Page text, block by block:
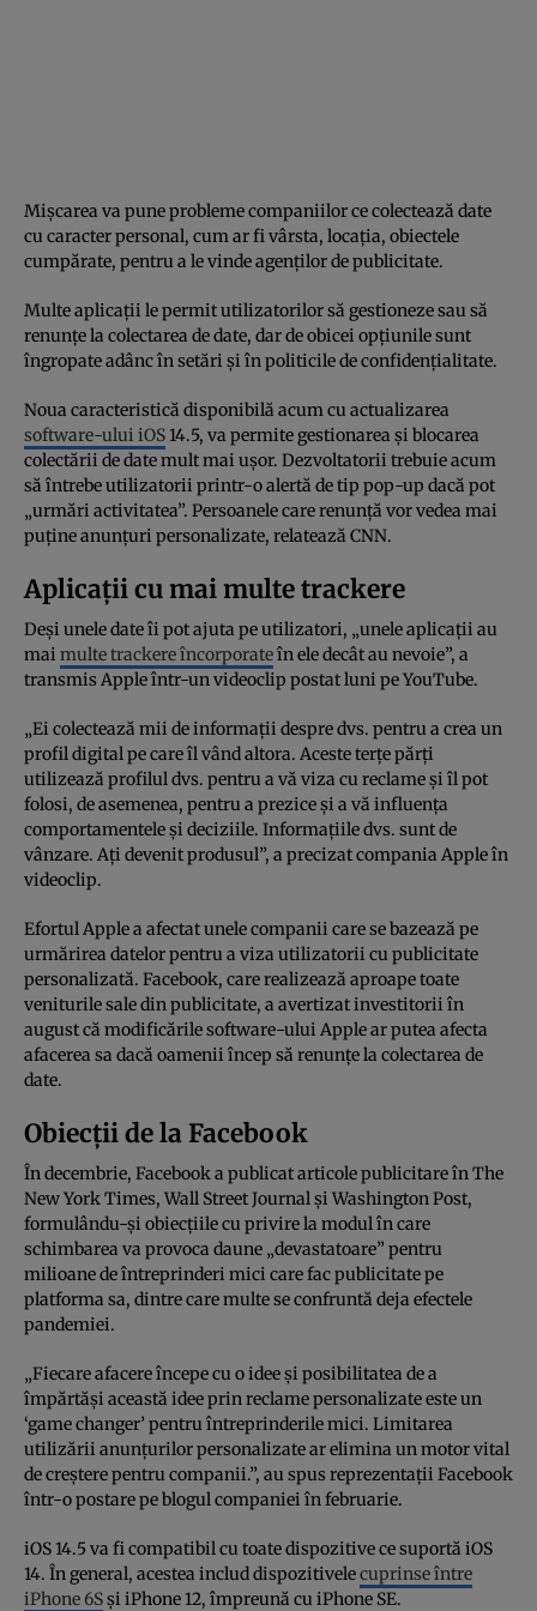
Mişcarea va pune probleme companiilor ce colectează date
cu caracter personal, cum ar fi vârsta, locaţia, obiectele
cumpărate, pentru a le vinde agenţilor de publicitate.
Multe aplicaţii le permit utilizatorilor să gestioneze sau să
renunţe la colectarea de date, dar de obicei opţiunile sunt
îngropate adânc în setări şi în politicile de confidenţialitate.
Noua caracteristică disponibilă acum cu actualizarea
software-ului iOS 14.5, va permite gestionarea şi blocarea
colectării de date mult mai uşor. Dezvoltatorii trebuie acum
să întrebe utilizatorii printr-o alertă de tip pop-up dacă pot
„urmări activitatea”. Persoanele care renunţă vor vedea mai
puţine anunţuri personalizate, relatează CNN.
Aplicații cu mai multe trackere
Deşi unele date îi pot ajuta pe utilizatori, „unele aplicaţii au
mai multe trackere încorporateîn ele decât au nevoie”, a
transmis Apple într-un videoclip postat luni pe YouTube.
„Ei colectează mii de informaţii despre dvs. pentru a crea un
profil digital pe care îl vând altora. Aceste terţe părţi
utilizează profilul dvs. pentru a vă viza cu reclame şi îl pot
folosi, de asemenea, pentru a prezice şi a vă influenţa
comportamentele şi deciziile. Informaţiile dvs. sunt de
vânzare. Aţi devenit produsul”, a precizat compania Apple în
videoclip.
Efortul Apple a afectat unele companii care se bazează pe
urmărirea datelor pentru a viza utilizatorii cu publicitate
personalizată. Facebook, care realizează aproape toate
veniturile sale din publicitate, a avertizat investitorii în
august că modificările software-ului Apple ar putea afecta
afacerea sa dacă oamenii încep să renunţe la colectarea de
date.
Obiecții de la Facebook
În decembrie, Facebook a publicat articole publicitare în The
New York Times, Wall Street Journal şi Washington Post,
formulându-şi obiecţiile cu privire la modul în care
schimbarea va provoca daune „devastatoare” pentru
milioane de întreprinderi mici care fac publicitate pe
platforma sa, dintre care multe se confruntă deja efectele
pandemiei.
„Fiecare afacere începe cu o idee şi posibilitatea de a
împărtăşi această idee prin reclame personalizate este un
‘game changer’ pentru întreprinderile mici. Limitarea
utilizării anunţurilor personalizate ar elimina un motor vital
de creştere pentru companii.”, au spus reprezentaţii Facebook
într-o postare pe blogul companiei în februarie.
iOS 14.5 va fi compatibil cu toate dispozitive ce suportă iOS
14. În general, acestea includ dispozitivelecuprinse între
iPhone 6Sşi iPhone 12, împreună cu iPhone SE.